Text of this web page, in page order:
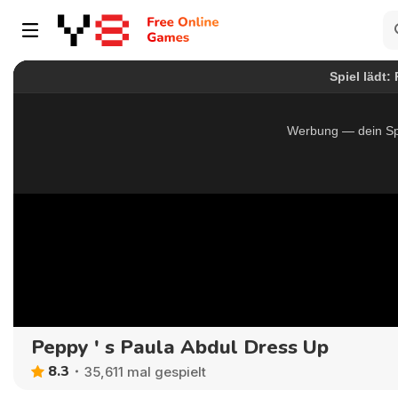
Peppy ' s Paula Abdul Dress Up
8.3 35,611 mal gespielt